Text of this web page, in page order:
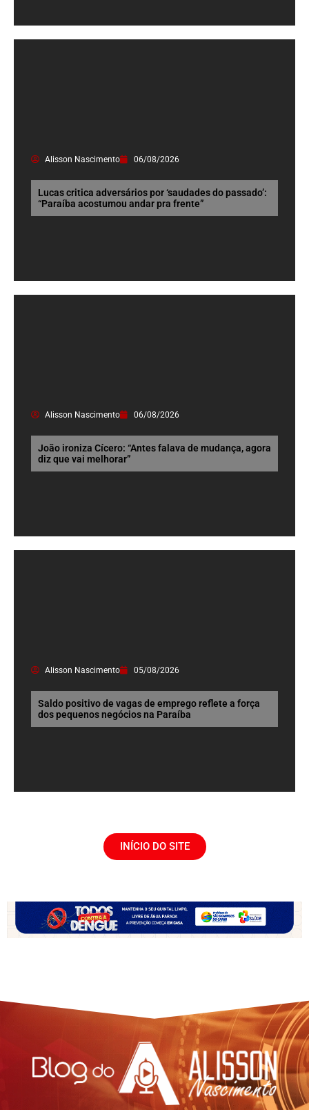
Alisson Nascimento 06/08/2026
Lucas critica adversários por ‘saudades do passado’:
“Paraíba acostumou andar pra frente”
Alisson Nascimento 06/08/2026
João ironiza Cícero: “Antes falava de mudança, agora
diz que vai melhorar”
Alisson Nascimento 05/08/2026
Saldo positivo de vagas de emprego reflete a força
dos pequenos negócios na Paraíba
INÍCIO DO SITE